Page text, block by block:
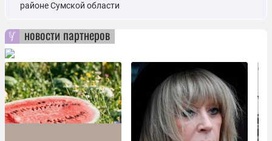
районе Сумской области
новости партнеров